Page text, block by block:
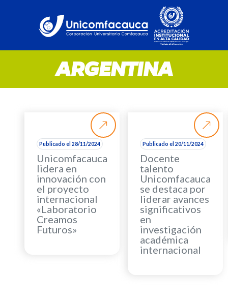
ARGENTINA
Publicado el 28/11/2024
Unicomfacauca
lidera en
innovación con
el proyecto
internacional
«Laboratorio
Creamos
Futuros»
Publicado el 20/11/2024
Docente
talento
Unicomfacauca
se destaca por
liderar avances
significativos
en
investigación
académica
internacional